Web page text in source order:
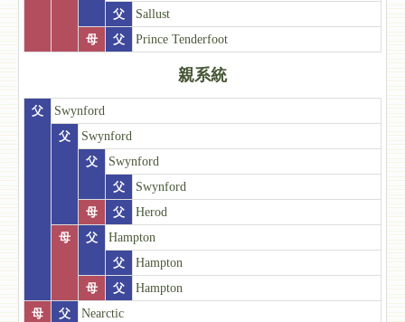
父
Sallust
母
父 Prince Tenderfoot
親系統
父
Swynford
父
Swynford
父
Swynford
父
Swynford
母
父
Herod
母
父
Hampton
父
Hampton
母
父
Hampton
母
父
Nearctic